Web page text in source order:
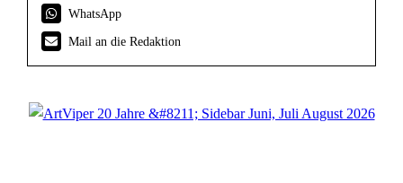
WhatsApp
Mail an die Redaktion